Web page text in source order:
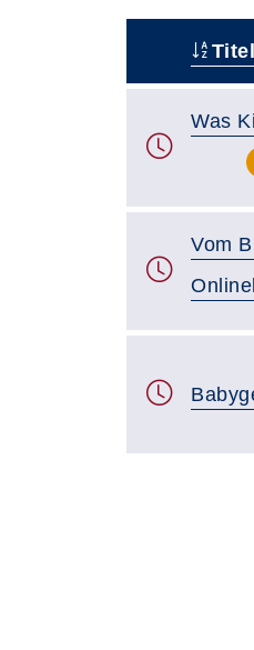
Titel
Was
Vom